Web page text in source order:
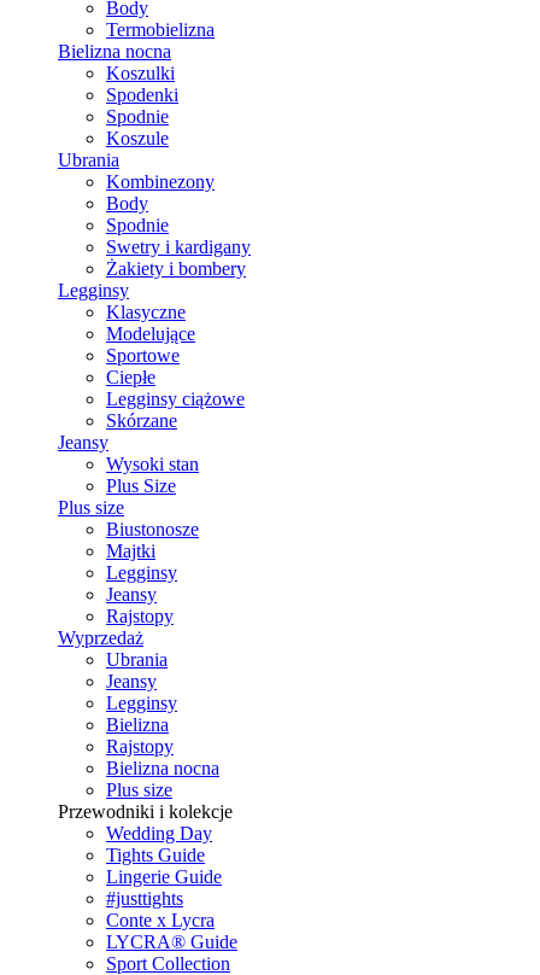
Body
Termobielizna
Bielizna nocna
Koszulki
Spodenki
Spodnie
Koszule
Ubrania
Kombinezony
Body
Spodnie
Swetry i kardigany
Żakiety i bombery
Legginsy
Klasyczne
Modelujące
Sportowe
Ciepłe
Legginsy ciążowe
Skórzane
Jeansy
Wysoki stan
Plus Size
Plus size
Biustonosze
Majtki
Legginsy
Jeansy
Rajstopy
Wyprzedaż
Ubrania
Jeansy
Legginsy
Bielizna
Rajstopy
Bielizna nocna
Plus size
Przewodniki i kolekcje
Wedding Day
Tights Guide
Lingerie Guide
#justtights
Conte x Lycra
LYCRA® Guide
Sport Сollection